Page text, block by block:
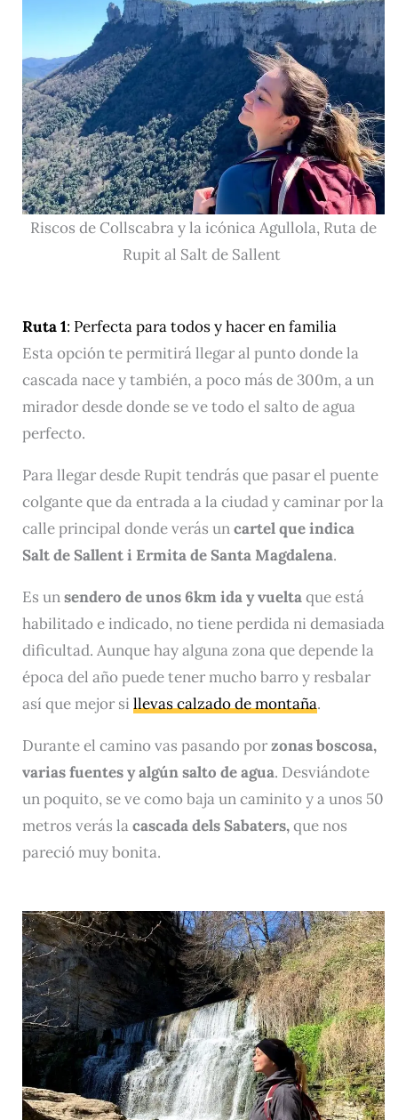
Riscos de Collscabra y la icónica Agullola, Ruta de
Rupit al Salt de Sallent
Ruta 1: Perfecta para todos y hacer en familia
Esta opción te permitirá llegar al punto donde la
cascada nace y también, a poco más de 300m, a un
mirador desde donde se ve todo el salto de agua
perfecto.
Para llegar desde Rupit tendrás que pasar el puente
colgante que da entrada a la ciudad y caminar por la
calle principal donde verás uncartel que indica
Salt de Sallent i Ermita de Santa Magdalena.
Es unsendero de unos 6km ida y vueltaque está
habilitado e indicado, no tiene perdida ni demasiada
dificultad. Aunque hay alguna zona que depende la
época del año puede tener mucho barro y resbalar
así que mejor si llevas calzado de montaña.
Durante el camino vas pasando porzonas boscosa,
varias fuentes y algún salto de agua. Desviándote
un poquito, se ve como baja un caminito y a unos 50
metros verás lacascada dels Sabaters,que nos
pareció muy bonita.